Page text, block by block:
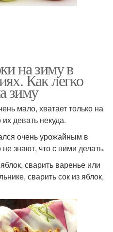
на зиму в
Как легко
зиму
мало, хватает только на
девать некуда.
очень урожайным в
знают, что с ними делать.
сварить варенье или
сварить сок из яблок,